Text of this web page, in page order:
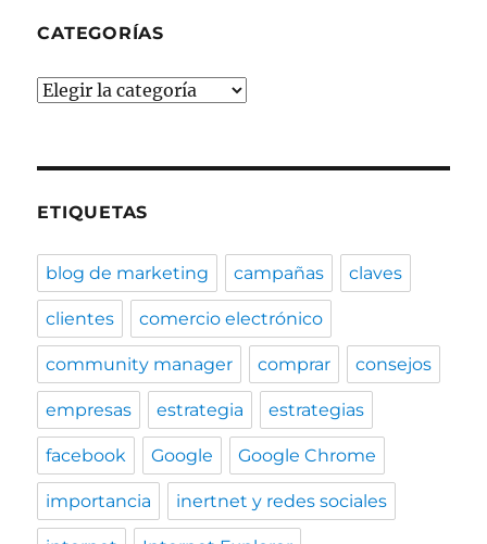
CATEGORÍAS
Categorías
ETIQUETAS
blog de marketing campañas claves
clientes comercio electrónico
community manager comprar consejos
empresas estrategia estrategias
facebook Google Google Chrome
importancia inertnet y redes sociales